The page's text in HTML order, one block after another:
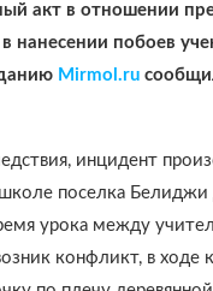
акт в отношении
нанесении побоев
Mirmol.ru
инцидент
школе поселка Белиджи
урока между
конфликт, в ходе